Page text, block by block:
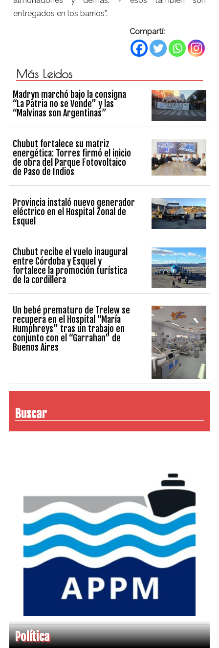
entregados en los barrios”.
Compartí:
Más Leidos
Madryn marchó bajo la consigna
“La Patria no se Vende” y las
“Malvinas son Argentinas”
Chubut fortalece su matriz
energética: Torres firmó el inicio
de obra del Parque Fotovoltaico
de Paso de Indios
Provincia instaló nuevo generador
eléctrico en el Hospital Zonal de
Esquel
Chubut recibe el vuelo inaugural
entre Córdoba y Esquel y
fortalece la promoción turística
de la cordillera
Un bebé prematuro de Trelew se
recupera en el Hospital “María
Humphreys” tras un trabajo en
conjunto con el “Garrahan” de
Buenos Aires
Buscar
Política